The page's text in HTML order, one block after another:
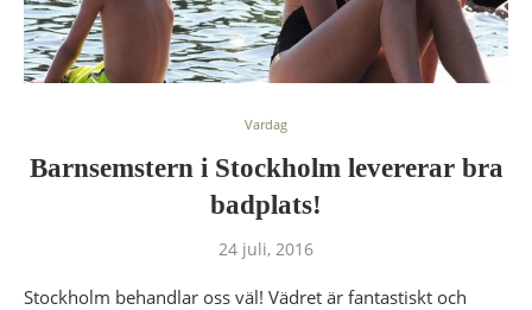
Vardag
Barnsemstern i Stockholm levererar bra
badplats!
24 juli, 2016
Stockholm behandlar oss väl! Vädret är fantastiskt och